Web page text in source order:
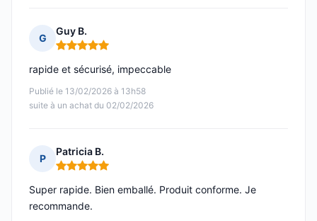
G
Guy B.
Note : 5 sur 5
Publié le 13/02/2026 à 13h58
suite à un achat du 02/02/2026
rapide et sécurisé, impeccable
P
Patricia B.
Note : 5 sur 5
Super rapide. Bien emballé. Produit conforme. Je
recommande.